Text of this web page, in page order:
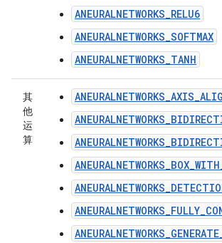
ANEURALNETWORKS_RELU6
ANEURALNETWORKS_SOFTMAX
ANEURALNETWORKS_TANH
其
他
运
算